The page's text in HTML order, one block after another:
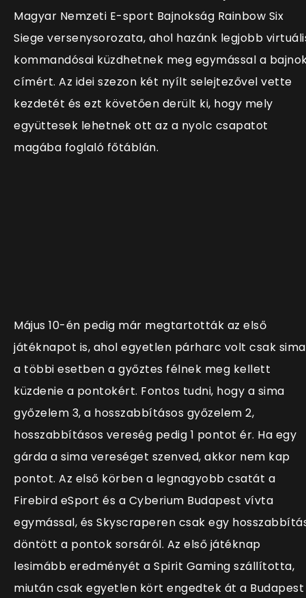
Magyar Nemzeti E-sport Bajnokság Rainbow Six
Siege versenysorozata, ahol hazánk legjobb
kommandósai küzdhetnek meg egymással a
címért. Az idei szezon két nyílt selejtezővel vette
kezdetét és ezt követően derült ki, hogy mely
együttesek lehetnek ott az a nyolc csapatot
magába foglaló főtáblán.
Május 10-én pedig már megtartották az első
játéknapot is, ahol egyetlen párharc volt csak
a többi esetben a győztes félnek meg kellett
küzdenie a pontokért. Fontos tudni, hogy a sima
győzelem 3, a hosszabbításos győzelem 2,
hosszabbításos vereség pedig 1 pontot ér. Ha egy
gárda a sima vereséget szenved, akkor nem kap
pontot. Az első körben a legnagyobb csatát a
Firebird eSport és a Cyberium Budapest vívta
egymással, és Skyscraperen csak egy
döntött a pontok sorsáról. Az első játéknap
lesimább eredményét a Spirit Gaming szállította,
miután csak egyetlen kört engedtek át a Budapest